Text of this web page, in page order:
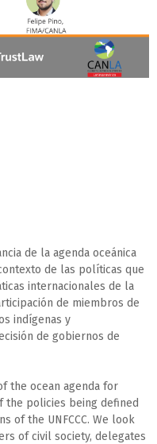
de la agenda oceánica
de las políticas que
internacionales de la
de miembros de
indígenas y
de gobiernos de
the ocean agenda for
policies being defined
of the UNFCCC. We look
of civil society, delegates